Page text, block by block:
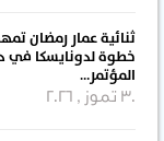
ثنائية عمار رمضان
خطوة لدونايسكا في
المؤتمر…
30 تموز , 2026